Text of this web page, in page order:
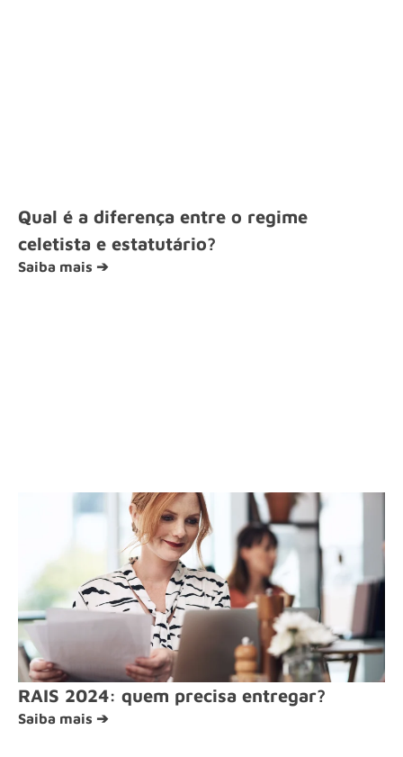
Qual é a diferença entre o regime
celetista e estatutário?
Saiba mais ➔
RAIS 2024: quem precisa entregar?
Saiba mais ➔